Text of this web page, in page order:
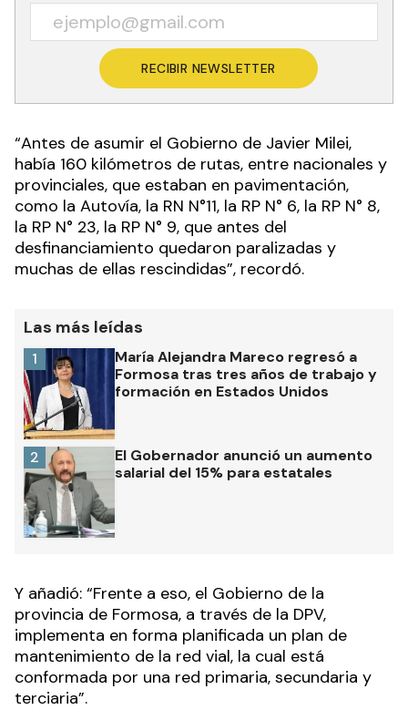
RECIBIR NEWSLETTER
“Antes de asumir el Gobierno de Javier Milei,
había 160 kilómetros de rutas, entre nacionales y
provinciales, que estaban en pavimentación,
como la Autovía, la RN N°11, la RP N° 6, la RP N° 8,
la RP N° 23, la RP N° 9, que antes del
desfinanciamiento quedaron paralizadas y
muchas de ellas rescindidas”, recordó.
Las más leídas
María Alejandra Mareco regresó a
Formosa tras tres años de trabajo y
formación en Estados Unidos
1
El Gobernador anunció un aumento
salarial del 15% para estatales
2
Y añadió: “Frente a eso, el Gobierno de la
provincia de Formosa, a través de la DPV,
implementa en forma planificada un plan de
mantenimiento de la red vial, la cual está
conformada por una red primaria, secundaria y
terciaria”.